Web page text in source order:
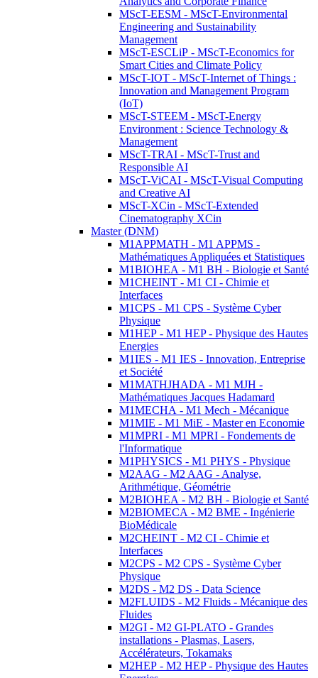
MScT-EESM - MScT-Environmental
Engineering and Sustainability
Management
MScT-ESCLiP - MScT-Economics for
Smart Cities and Climate Policy
MScT-IOT - MScT-Internet of Things :
Innovation and Management Program
(IoT)
MScT-STEEM - MScT-Energy
Environment : Science Technology &
Management
MScT-TRAI - MScT-Trust and
Responsible AI
MScT-ViCAI - MScT-Visual Computing
and Creative AI
MScT-XCin - MScT-Extended
Cinematography XCin
Master (DNM)
M1APPMATH - M1 APPMS -
Mathématiques Appliquées et Statistiques
M1BIOHEA - M1 BH - Biologie et Santé
M1CHEINT - M1 CI - Chimie et
Interfaces
M1CPS - M1 CPS - Système Cyber
Physique
M1HEP - M1 HEP - Physique des Hautes
Energies
M1IES - M1 IES - Innovation, Entreprise
et Société
M1MATHJHADA - M1 MJH -
Mathématiques Jacques Hadamard
M1MECHA - M1 Mech - Mécanique
M1MIE - M1 MiE - Master en Economie
M1MPRI - M1 MPRI - Fondements de
l'Informatique
M1PHYSICS - M1 PHYS - Physique
M2AAG - M2 AAG - Analyse,
Arithmétique, Géométrie
M2BIOHEA - M2 BH - Biologie et Santé
M2BIOMECA - M2 BME - Ingénierie
BioMédicale
M2CHEINT - M2 CI - Chimie et
Interfaces
M2CPS - M2 CPS - Système Cyber
Physique
M2DS - M2 DS - Data Science
M2FLUIDS - M2 Fluids - Mécanique des
Fluides
M2GI - M2 GI-PLATO - Grandes
installations - Plasmas, Lasers,
Accélérateurs, Tokamaks
M2HEP - M2 HEP - Physique des Hautes